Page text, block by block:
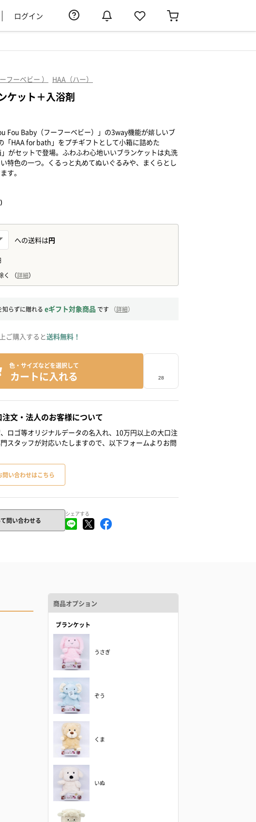
ログイン
フーベビー ） HAA（ハー）
ケット＋入浴剤
Fou Baby（フーフーベビー）」の3way機能が嬉しいブ
「HAA for bath」をプチギフトとして小箱に詰めた
」がセットで登場。ふわふわ心地いいブランケットは丸洗
特色の一つ。くるっと丸めてぬいぐるみや、まくらとし
す。
知らずに贈れる eギフト対象商品 です （詳細）
ご購入すると送料無料！
色・サイズなどを選択して
カートに入れる
文・法人のお客様について
ロゴ等オリジナルデータの名入れ、10万円以上の大口注
スタッフが対応いたしますので、以下フォームよりお問
い合わせはこちら
問い合わせる
シェアする
商品オプション
ブランケット
うさぎ
ぞう
くま
いぬ